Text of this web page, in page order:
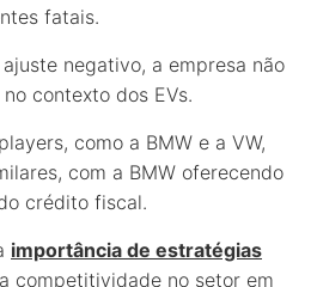
fatais.
negativo, a empresa não
no contexto dos EVs.
como a BMW e a VW,
com a BMW oferecendo
crédito fiscal.
importância de estratégias
competitividade no setor em